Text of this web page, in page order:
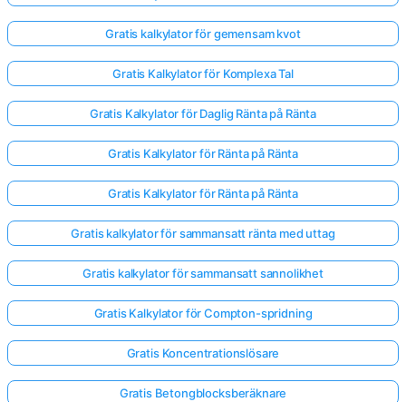
Gratis kalkylator för gemensam kvot
Gratis Kalkylator för Komplexa Tal
Gratis Kalkylator för Daglig Ränta på Ränta
Gratis Kalkylator för Ränta på Ränta
Gratis Kalkylator för Ränta på Ränta
Gratis kalkylator för sammansatt ränta med uttag
Gratis kalkylator för sammansatt sannolikhet
Gratis Kalkylator för Compton-spridning
Gratis Koncentrationslösare
Gratis Betongblocksberäknare